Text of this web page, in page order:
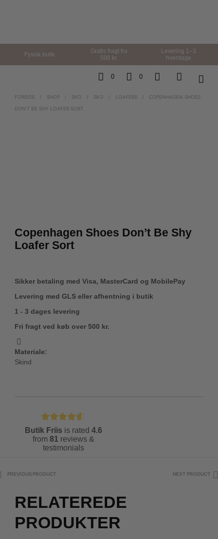
Fysisk butik
Gratis fragt fra
500 kr.
Levering 1–3
hverdage
0 0
FORSIDE / SHOP / SKO / SKO / LOAFERS /
COPENHAGEN SHOES
DON’T BE SHY LOAFER SORT
Copenhagen Shoes Don’t Be Shy
Loafer Sort
Sikker betaling med Visa, MasterCard og MobilePay
Levering med GLS eller afhentning i butik
1 - 3 dages levering
Fri fragt ved køb over 500 kr.
Materiale:
Skind
Butik Friis is rated 4.6
from 81 reviews &
testimonials
PREVIOUS PRODUCT NEXT PRODUCT
RELATEREDE
PRODUKTER